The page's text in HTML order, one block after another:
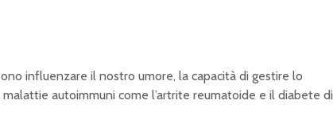
influenzare il nostro umore, la capacità di gestire lo
autoimmuni come l’artrite reumatoide e il diabete di